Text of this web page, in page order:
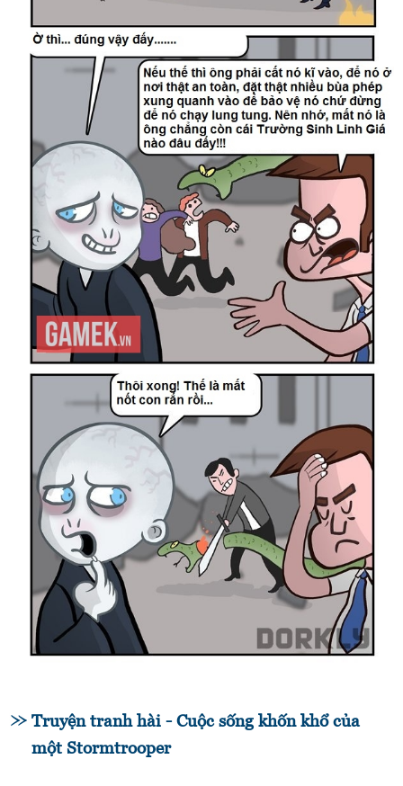
Truyện tranh hài - Cuộc sống khốn khổ của
một Stormtrooper